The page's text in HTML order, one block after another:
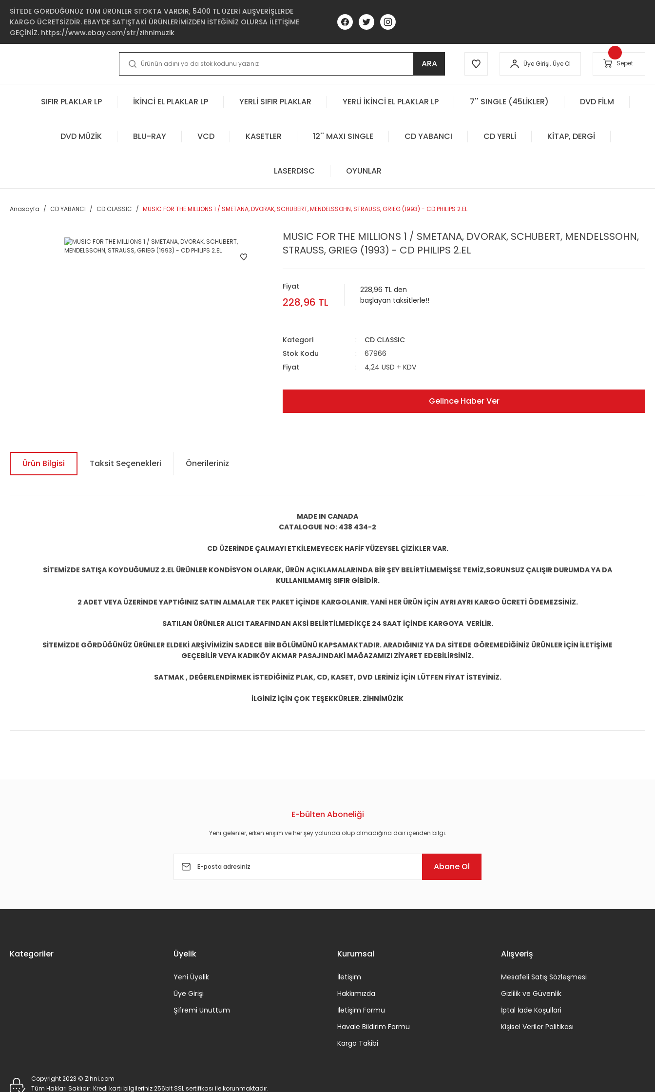
SİTEDE GÖRDÜĞÜNÜZ TÜM ÜRÜNLER STOKTA VARDIR, 5400 TL ÜZERİ ALIŞVERİŞLERDE
KARGO ÜCRETSİZDİR. EBAY'DE SATIŞTAKİ ÜRÜNLERİMİZDEN İSTEĞİNİZ OLURSA İLETİŞİME
GEÇİNİZ. https://www.ebay.com/str/zihnimuzik
ARA Üye Girişi, Üye Ol Sepet
SIFIR PLAKLAR LP İKİNCİ EL PLAKLAR LP YERLİ SIFIR PLAKLAR YERLİ İKİNCİ EL PLAKLAR LP 7'' SINGLE (45LİKLER) DVD FİLM
DVD MÜZİK BLU-RAY VCD KASETLER 12'' MAXI SINGLE CD YABANCI CD YERLİ KİTAP, DERGİ
LASERDISC OYUNLAR
Anasayfa CD YABANCI CD CLASSIC MUSIC FOR THE MILLIONS 1 / SMETANA, DVORAK, SCHUBERT, MENDELSSOHN, STRAUSS, GRIEG (1993) - CD PHILIPS 2.EL
MUSIC FOR THE MILLIONS 1 / SMETANA, DVORAK, SCHUBERT, MENDELSSOHN,
STRAUSS, GRIEG (1993) - CD PHILIPS 2.EL
Fiyat
228,96 TL
228,96 TL den
başlayan taksitlerle!!
Kategori
CD CLASSIC
Stok Kodu
67966
Fiyat
4,24 USD + KDV
Gelince Haber Ver
Ürün Bilgisi Taksit Seçenekleri Önerileriniz
MADE IN CANADA
CATALOGUE NO: 438 434-2
CD ÜZERİNDE ÇALMAYI ETKİLEMEYECEK HAFİF YÜZEYSEL ÇİZİKLER VAR.
SİTEMİZDE SATIŞA KOYDUĞUMUZ 2.EL ÜRÜNLER KONDİSYON OLARAK, ÜRÜN AÇIKLAMALARINDA BİR ŞEY BELİRTİLMEMİŞSE TEMİZ,SORUNSUZ ÇALIŞIR DURUMDA YA DA
KULLANILMAMIŞ SIFIR GİBİDİR.
2 ADET VEYA ÜZERİNDE YAPTIĞINIZ SATIN ALMALAR TEK PAKET İÇİNDE KARGOLANIR. YANİ HER ÜRÜN İÇİN AYRI AYRI KARGO ÜCRETİ ÖDEMEZSİNİZ.
SATILAN ÜRÜNLER ALICI TARAFINDAN AKSİ BELİRTİLMEDİKÇE 24 SAAT İÇİNDE KARGOYA VERİLİR.
SİTEMİZDE GÖRDÜĞÜNÜZ ÜRÜNLER ELDEKİ ARŞİVİMİZİN SADECE BİR BÖLÜMÜNÜ KAPSAMAKTADIR. ARADIĞINIZ YA DA SİTEDE GÖREMEDİĞİNİZ ÜRÜNLER İÇİN İLETİŞİME
GEÇEBİLİR VEYA KADIKÖY AKMAR PASAJINDAKİ MAĞAZAMIZI ZİYARET EDEBİLİRSİNİZ.
SATMAK , DEĞERLENDİRMEK İSTEDİĞİNİZ PLAK, CD, KASET, DVD LERİNİZ İÇİN LÜTFEN FİYAT İSTEYİNİZ.
İLGİNİZ İÇİN ÇOK TEŞEKKÜRLER. ZİHNİMÜZİK
E-bülten Aboneliği
Yeni gelenler, erken erişim ve her şey yolunda olup olmadığına dair içeriden bilgi.
Abone Ol
Kategoriler Üyelik
Yeni Üyelik
Üye Girişi
Şifremi Unuttum
Kurumsal
İletişim
Hakkımızda
İletişim Formu
Havale Bildirim Formu
Kargo Takibi
Alışveriş
Mesafeli Satış Sözleşmesi
Gizlilik ve Güvenlik
İptal İade Koşullari
Kişisel Veriler Politikası
Copyright 2023 © Zihni.com
Tüm Hakları Saklıdır. Kredi kartı bilgileriniz 256bit SSL sertifikası ile korunmaktadır.